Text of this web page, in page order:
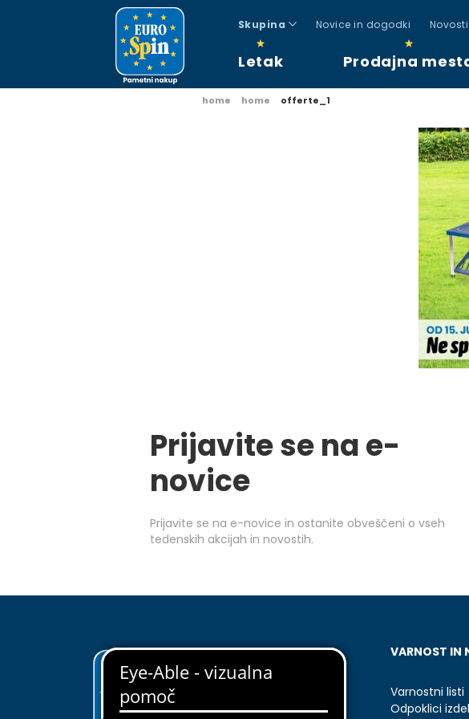
Skupina Novice in dogodki Novosti
Letak Prodajna
home home offerte_1
Prijavite se na e-
novice
Prijavite se na e-novice in ostanite obveščeni o vseh
tedenskih akcijah in novostih.
ODKRIJ EUROSPIN
Upravljanje
VARNOST IN
Varnostni listi
Odpoklici